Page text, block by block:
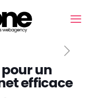
un
efficace